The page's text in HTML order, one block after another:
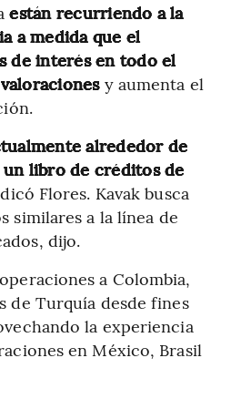
están recurriendo a la
a medida que el
de interés en todo el
y aumenta el
alrededor de
libro de créditos de
Flores. Kavak busca
similares a la línea de
dijo.
a Colombia,
de Turquía desde fines
la experiencia
en México, Brasil